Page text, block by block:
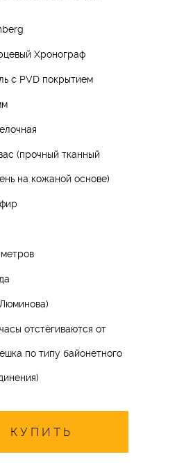
Хронограф
с PVD покрытием
(прочный тканный
на кожаной основе)
отстёгиваются от
по типу байонетного
КУПИТЬ